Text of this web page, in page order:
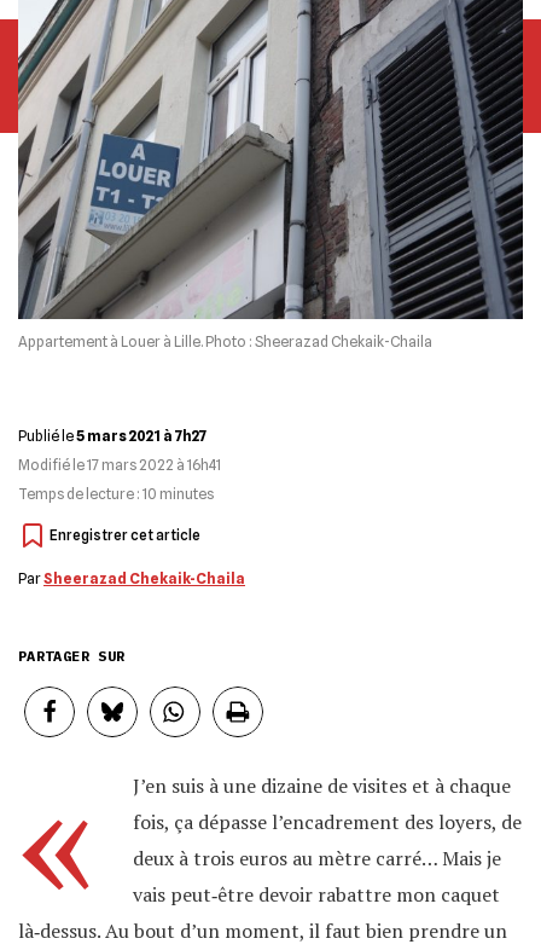
Appartement à Louer à Lille. Photo : Sheerazad Chekaik-Chaila
«
J’en suis à une dizaine de visites et à chaque
fois, ça dépasse l’encadrement des loyers, de
deux à trois euros au mètre carré… Mais je
vais peut‐être devoir rabattre mon caquet
là‐dessus. Au bout d’un moment, il faut bien prendre un
Publié le5 mars 2021 à 7h27
Modifié le17 mars 2022 à 16h41
Temps de lecture : 10 minutes
ParSheerazad Chekaik-Chaila
PARTAGER SUR